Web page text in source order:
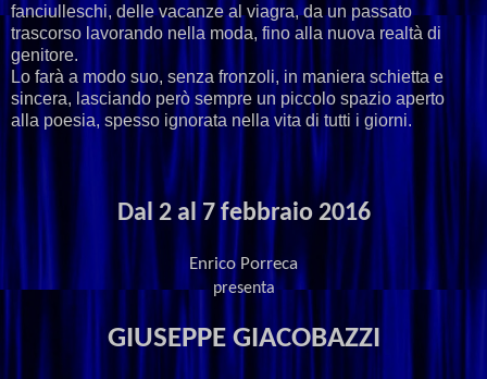
fanciulleschi, delle vacanze al viagra, da un passato
trascorso lavorando nella moda, fino alla nuova realtà di
genitore.
Lo farà a modo suo, senza fronzoli, in maniera schietta e
sincera, lasciando però sempre un piccolo spazio aperto
alla poesia, spesso ignorata nella vita di tutti i giorni.
Dal 2 al 7 febbraio 2016
Enrico Porreca
presenta
GIUSEPPE GIACOBAZZI